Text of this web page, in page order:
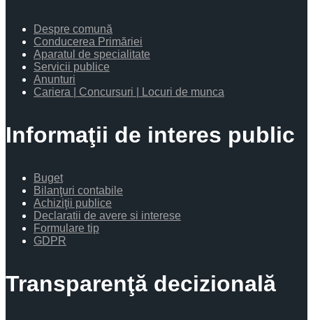
Despre comună
Conducerea Primăriei
Aparatul de specialitate
Servicii publice
Anunturi
Cariera | Concursuri | Locuri de munca
Informaţii de interes public
Buget
Bilanţuri contabile
Achiziţii publice
Declaratii de avere si interese
Formulare tip
GDPR
Transparenţă decizională